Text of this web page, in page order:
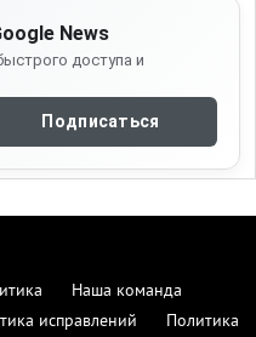
News
доступа и
Подписаться
Наша команда
исправлений
Политика